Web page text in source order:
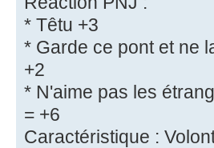
* Têtu +3
* Garde ce pont et ne
+2
* N'aime pas les
= +6
Caractéristique :